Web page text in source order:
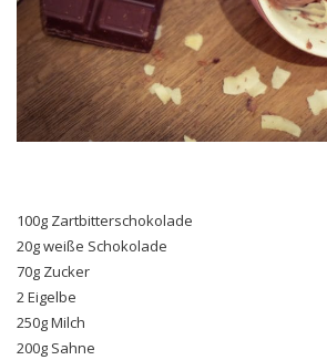
100g Zartbitterschokolade
20g weiße Schokolade
70g Zucker
2 Eigelbe
250g Milch
200g Sahne